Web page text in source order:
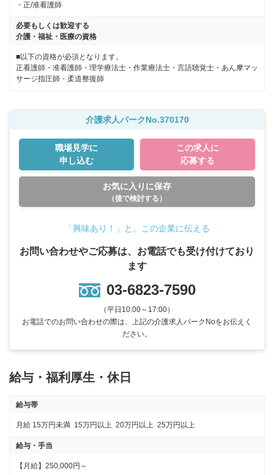
・正/准看護師
必要もしくは歓迎する
介護・福祉・医療の資格
■以下の資格が必須となります。
正看護師・准看護師・理学療法士・作業療法士・言語聴覚士・あん摩マッ
サージ指圧師・柔道整復師
介護求人パークNo.370170
職場見学に
申し込む
この求人に
応募する
お気に入りに保存
（後で検討する）
「興味あり！」と、この企業に伝える
お問い合わせやご応募は、お電話でも受け付けており
ます
03-6823-7590
（平日10:00～17:00）
お電話でのお問い合わせの際は、上記の介護求人パークNoをお伝えく
ださい。
給与・福利厚生・休日
給与帯
月給 15万円未満 15万円以上 20万円以上 25万円以上
給与・手当
【月給】250,000円～